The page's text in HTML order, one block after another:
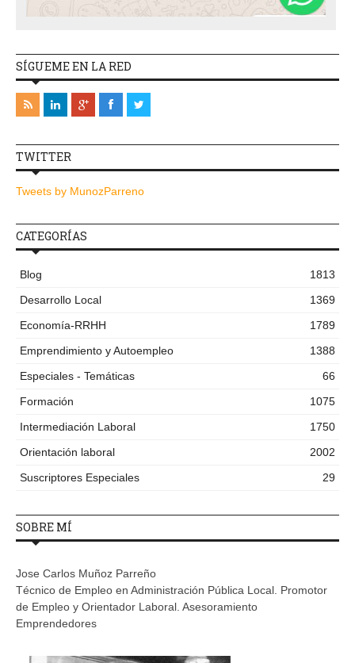
SÍGUEME EN LA RED
TWITTER
Tweets by MunozParreno
CATEGORÍAS
Blog
1813
Desarrollo Local
1369
Economía-RRHH
1789
Emprendimiento y Autoempleo
1388
Especiales - Temáticas
66
Formación
1075
Intermediación Laboral
1750
Orientación laboral
2002
Suscriptores Especiales
29
SOBRE MÍ
Jose Carlos Muñoz Parreño
Técnico de Empleo en Administración Pública Local. Promotor
de Empleo y Orientador Laboral. Asesoramiento
Emprendedores